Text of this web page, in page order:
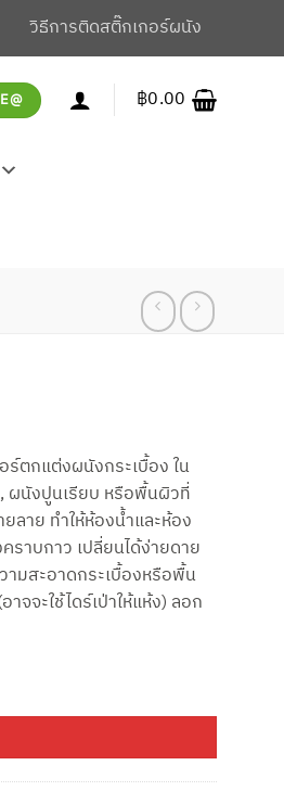
วิธีการติดสติ๊กเกอร์ผนัง
฿0.00
ตกแต่งผนังกระเบื้อง ใน
ผนังปูนเรียบ หรือพื้นผิวที่
ลาย ทำให้ห้องน้ำและห้อง
าบกาว เปลี่ยนได้ง่ายดาย
ามสะอาดกระเบื้องหรือพื้น
จจะใช้ไดร์เป่าให้แห้ง) ลอก